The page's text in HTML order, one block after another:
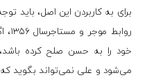
خود را به حسن صلح کرده
می‌شود و علی نمی‌تواند بگوید